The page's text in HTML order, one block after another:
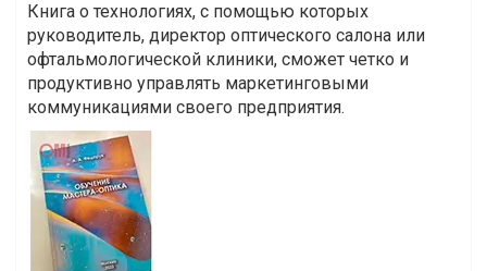
Книга о технологиях, с помощью которых
руководитель, директор оптического салона или
офтальмологической клиники, сможет четко и
продуктивно управлять маркетинговыми
коммуникациями своего предприятия.